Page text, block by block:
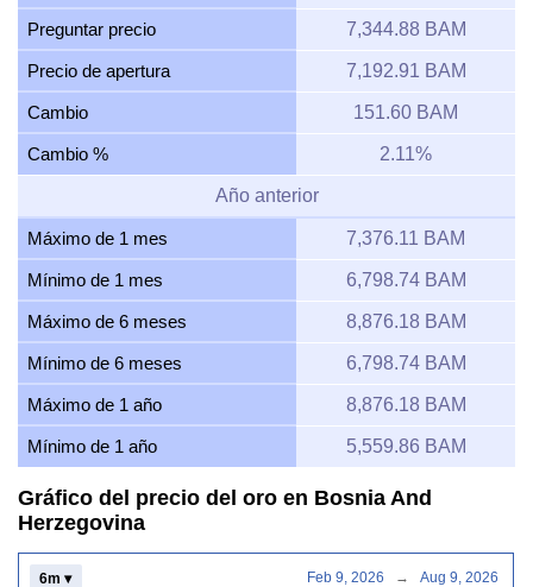
Preguntar precio 7,344.88 BAM
Precio de apertura 7,192.91 BAM
Cambio 151.60 BAM
Cambio % 2.11%
Año anterior
Máximo de 1 mes 7,376.11 BAM
Mínimo de 1 mes 6,798.74 BAM
Máximo de 6 meses 8,876.18 BAM
Mínimo de 6 meses 6,798.74 BAM
Máximo de 1 año 8,876.18 BAM
Mínimo de 1 año 5,559.86 BAM
Gráfico del precio del oro en Bosnia And
Herzegovina
6m ▾ Feb 9, 2026 → Aug 9, 2026